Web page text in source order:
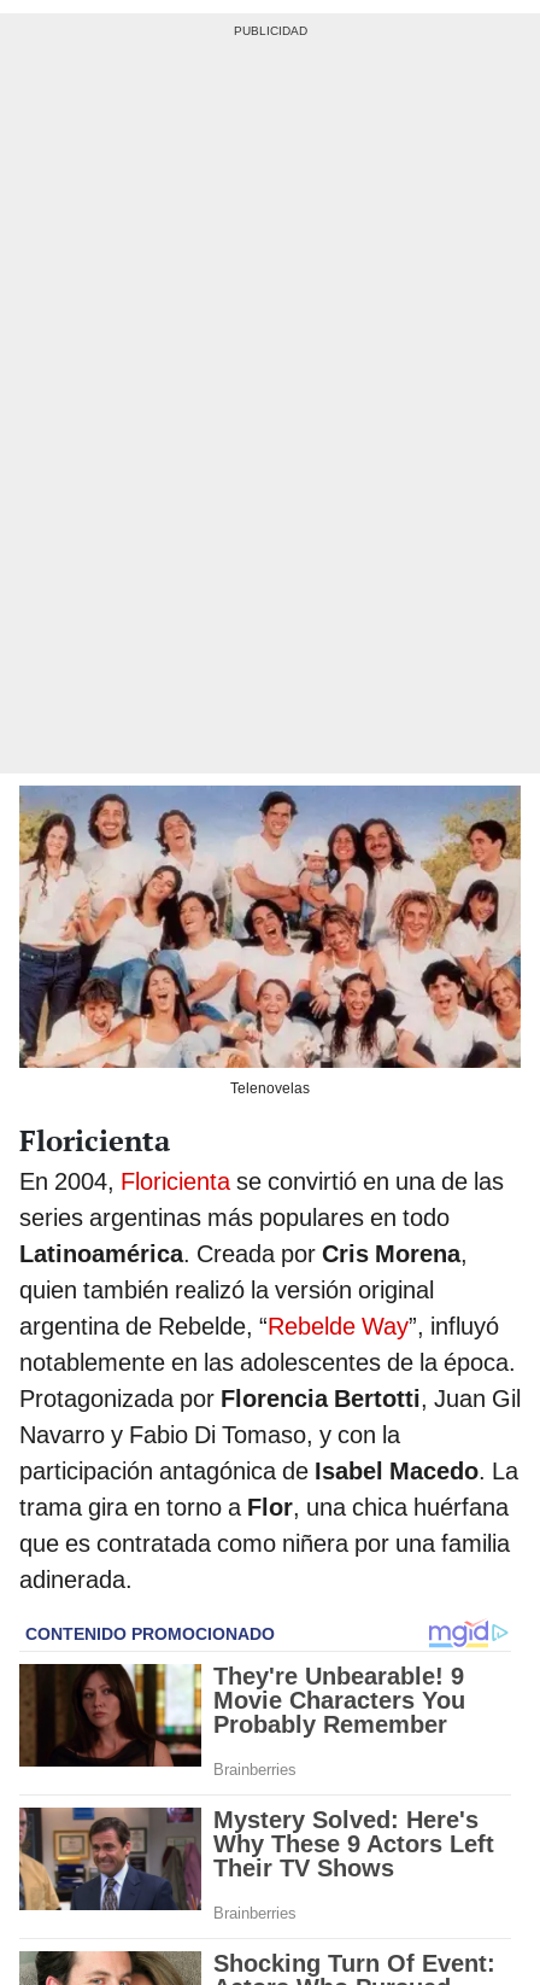
Telenovelas
Floricienta
En 2004, Floricienta se convirtió en una de las
series argentinas más populares en todo
Latinoamérica. Creada por Cris Morena,
quien también realizó la versión original
argentina de Rebelde, “Rebelde Way”, influyó
notablemente en las adolescentes de la época.
Protagonizada por Florencia Bertotti, Juan Gil
Navarro y Fabio Di Tomaso, y con la
participación antagónica de Isabel Macedo. La
trama gira en torno a Flor, una chica huérfana
que es contratada como niñera por una familia
adinerada.